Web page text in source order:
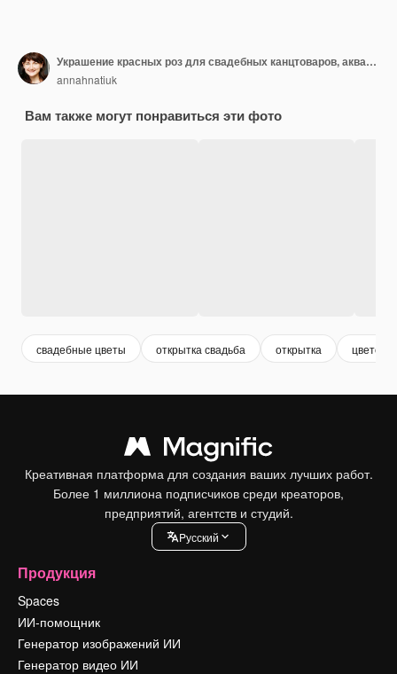
Украшение красных роз для свадебных канцтоваров, акварель
annahnatiuk
Вам также могут понравиться эти фото
свадебные цветы открытка свадьба открытка
Креативная платформа для создания ваших лучших работ.
Более 1 миллиона подписчиков среди креаторов,
предприятий, агентств и студий.
Pусский
Продукция
Spaces
ИИ-помощник
Генератор изображений ИИ
Генератор видео ИИ